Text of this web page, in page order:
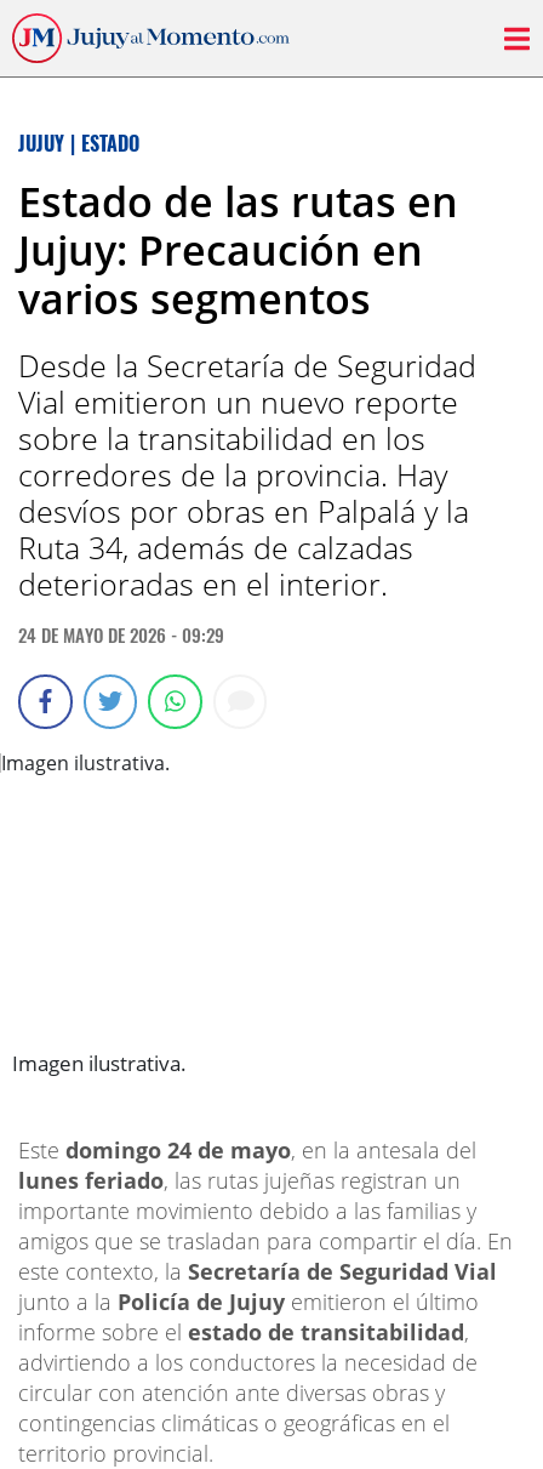
JUJUY | ESTADO
Estado de las rutas en
Jujuy: Precaución en
varios segmentos
Desde la Secretaría de Seguridad
Vial emitieron un nuevo reporte
sobre la transitabilidad en los
corredores de la provincia. Hay
desvíos por obras en Palpalá y la
Ruta 34, además de calzadas
deterioradas en el interior.
24 DE MAYO DE 2026 - 09:29
Imagen ilustrativa.
Este domingo 24 de mayo, en la antesala del
lunes feriado, las rutas jujeñas registran un
importante movimiento debido a las familias y
amigos que se trasladan para compartir el día. En
este contexto, la Secretaría de Seguridad Vial
junto a la Policía de Jujuy emitieron el último
informe sobre el estado de transitabilidad,
advirtiendo a los conductores la necesidad de
circular con atención ante diversas obras y
contingencias climáticas o geográficas en el
territorio provincial.